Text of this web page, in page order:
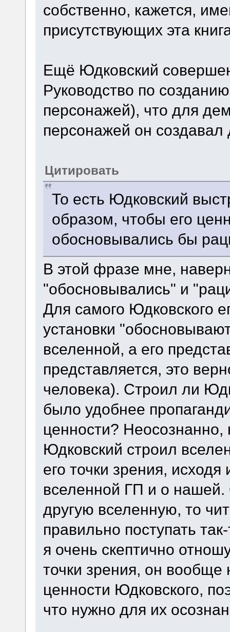
собственно, кажется,
присутствующих эта
Ещё Юдковский
Руководство по
персонажей), что для
персонажей он
Цитировать
То есть Юдковский
образом, чтобы его
обосновывались бы
В этой фразе мне,
"обосновывались" и
Для самого Юдковского
установки
вселенной, а его
представляется, это
человека). Строил ли
было удобнее
ценности?
Юдковский строил
его точки зрения,
вселенной ГП и о
другую вселенную, то
правильно поступать
я очень скептично
точки зрения, он
ценности Юдковского,
что нужно для их